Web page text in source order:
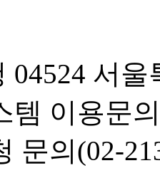
04524 서
템 이용문
문의(02-